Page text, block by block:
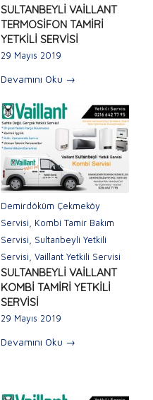
SULTANBEYLİ VAİLLANT
TERMOSİFON TAMİRİ
YETKİLİ SERVİSİ
29 Mayıs 2019
Devamını Oku →
Demirdöküm Çekmeköy
Servisi
Kombi Tamir Bakım
Servisi
Sultanbeyli Yetkili
Servisi Vaillant Yetkili Servisi
SULTANBEYLİ VAİLLANT
KOMBİ TAMİRİ YETKİLİ
SERVİSİ
29 Mayıs 2019
Devamını Oku →